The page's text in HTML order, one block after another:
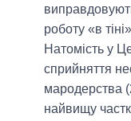
роботу «в
Натомість у
сприйняття
мародерства
найвищу